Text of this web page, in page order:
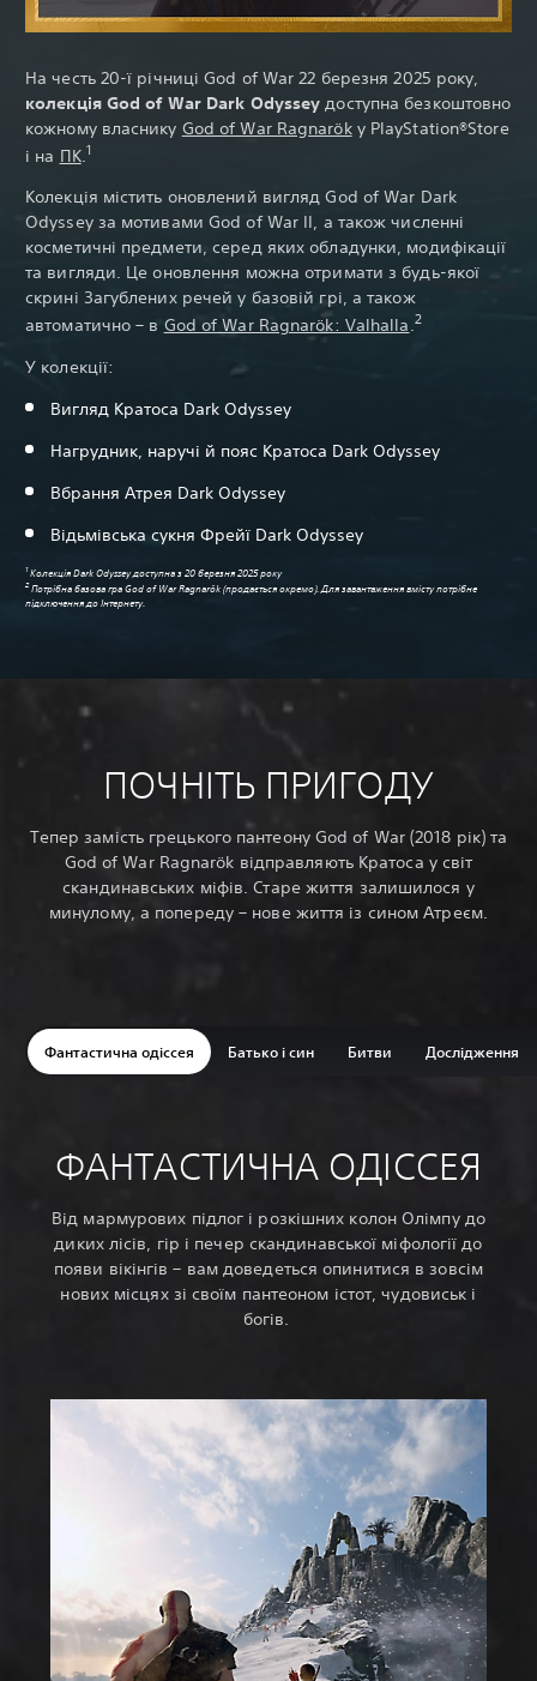
На честь 20-ї річниці God of War 22 березня 2025 року,
колекція God of War Dark Odyssey доступна безкоштовно
кожному власнику God of War Ragnarökу PlayStation®Store
і на ПК. 1
Колекція містить оновлений вигляд God of War Dark
Odyssey за мотивами God of War II, а також численні
косметичні предмети, серед яких обладунки, модифікації
та вигляди. Це оновлення можна отримати з будь-якої
скрині Загублених речей у базовій грі, а також
автоматично – в God of War Ragnarök: Valhalla.2
У колекції:
Вигляд Кратоса Dark Odyssey
Нагрудник, наручі й пояс Кратоса Dark Odyssey
Вбрання Атрея Dark Odyssey
Відьмівська сукня Фрейї Dark Odyssey
1 Колекція Dark Odyssey доступна з 20 березня 2025 року
2Потрібна базова гра God of War Ragnarök (продається окремо). Для завантаження вмісту потрібне
підключення до Інтернету.
ПОЧНІТЬ ПРИГОДУ
Тепер замість грецького пантеону God of War (2018 рік) та
God of War Ragnarök відправляють Кратоса у світ
скандинавських міфів. Старе життя залишилося у
минулому, а попереду – нове життя із сином Атреєм.
Фантастична одіссея Батько і син Битви Дослідження
ФАНТАСТИЧНА ОДІССЕЯ
Від мармурових підлог і розкішних колон Олімпу до
диких лісів, гір і печер скандинавської міфології до
появи вікінгів – вам доведеться опинитися в зовсім
нових місцях зі своїм пантеоном істот, чудовиськ і
богів.